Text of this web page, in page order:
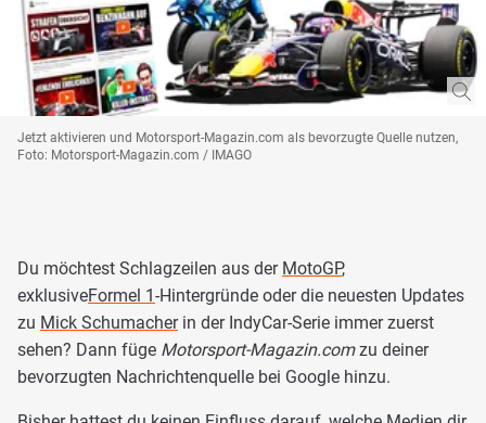
Jetzt aktivieren und Motorsport-Magazin.com als bevorzugte Quelle nutzen,
Foto: Motorsport-Magazin.com / IMAGO
Du möchtest Schlagzeilen aus der MotoGP,
exklusiveFormel 1-Hintergründe oder die neuesten Updates
zu Mick Schumacherin der IndyCar-Serie immer zuerst
sehen? Dann füge Motorsport-Magazin.comzu deiner
bevorzugten Nachrichtenquelle bei Google hinzu.